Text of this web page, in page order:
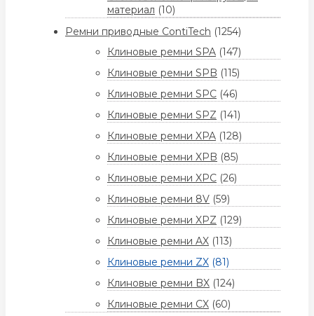
материал (10)
Ремни приводные ContiTech (1254)
Клиновые ремни SPA (147)
Клиновые ремни SPB (115)
Клиновые ремни SPC (46)
Клиновые ремни SPZ (141)
Клиновые ремни XPA (128)
Клиновые ремни XPB (85)
Клиновые ремни XPC (26)
Клиновые ремни 8V (59)
Клиновые ремни XPZ (129)
Клиновые ремни AX (113)
Клиновые ремни ZX (81)
Клиновые ремни BX (124)
Клиновые ремни CX (60)